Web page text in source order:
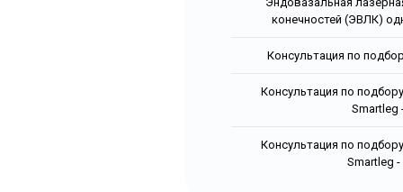
конечностей (ЭВЛК)
Консультация по
Консультация по
Smartleg
Консультация по
Smartleg